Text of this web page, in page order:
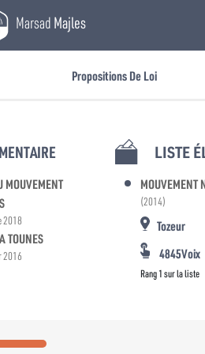
MarsadMajles
Propositions De Loi
MOUVEMENT
2018
TOUNES
2016
LISTE
MOUVEMENT
(2014)
Tozeur
4845Voix
Rang 1 sur la liste